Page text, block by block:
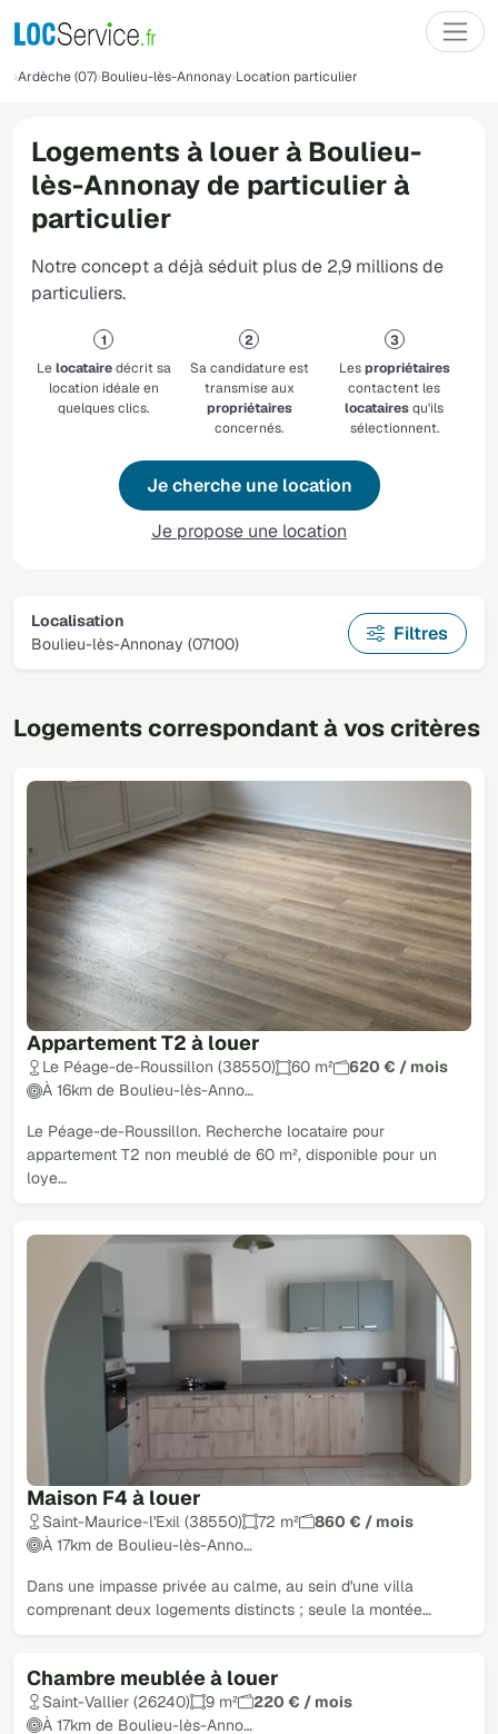
Ardèche (07) Boulieu-lès-Annonay Location particulier
Logements à louer à Boulieu-
lès-Annonay de particulier à
particulier
Notre concept a déjà séduit plus de 2,9 millions de
particuliers.
Lelocatairedécrit sa
location idéale en
quelques clics.
Sa candidature est
transmise aux
propriétaires
concernés.
Lespropriétaires
contactent les
locatairesqu'ils
sélectionnent.
Je cherche une location
Je propose une location
Localisation
Boulieu-lès-Annonay (07100)
Filtres
Logements correspondant à vos critères
Appartement T2 à louer
Le Péage-de-Roussillon (38550) 60 m²
620 € / mois
À 16km de Boulieu-lès-Anno…
Le Péage-de-Roussillon. Recherche locataire pour
appartement T2 non meublé de 60 m², disponible pour un
loye…
Maison F4 à louer
Saint-Maurice-l'Exil (38550) 72 m²
860 € / mois
À 17km de Boulieu-lès-Anno…
Dans une impasse privée au calme, au sein d'une villa
comprenant deux logements distincts ; seule la montée…
Chambre meublée à louer
Saint-Vallier (26240) 9 m²
220 € / mois
À 17km de Boulieu-lès-Anno…